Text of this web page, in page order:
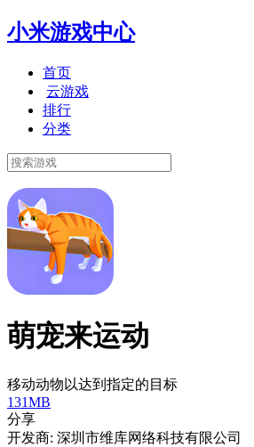
小米游戏中心
首页
云游戏
排行
分类
萌宠来运动
移动动物以达到指定的目标
131MB
分享
开发商: 深圳市维库网络科技有限公司